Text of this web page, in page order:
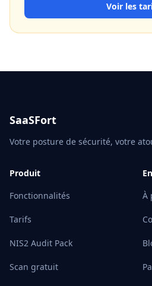
Voir les
SaaSFort
Votre posture de sécurité, votre
Produit
Fonctionnalités
Tarifs
NIS2 Audit Pack
Scan gratuit
À